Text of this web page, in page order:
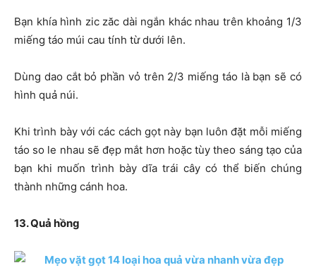
Bạn khía hình zic zăc dài ngắn khác nhau trên khoảng 1/3
miếng táo múi cau tính từ dưới lên.
Dùng dao cắt bỏ phần vỏ trên 2/3 miếng táo là bạn sẽ có
hình quả núi.
Khi trình bày với các cách gọt này bạn luôn đặt mỗi miếng
táo so le nhau sẽ đẹp mắt hơn hoặc tùy theo sáng tạo của
bạn khi muốn trình bày dĩa trái cây có thể biến chúng
thành những cánh hoa.
13. Quả hồng